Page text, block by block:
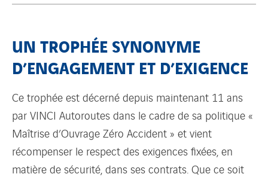
UN TROPHÉE SYNONYME
D’ENGAGEMENT ET D’EXIGENCE
Ce trophée est décerné depuis maintenant 11 ans
par VINCI Autoroutes dans le cadre de sa politique «
Maîtrise d’Ouvrage Zéro Accident » et vient
récompenser le respect des exigences fixées, en
matière de sécurité, dans ses contrats. Que ce soit